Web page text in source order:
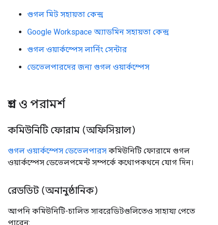
গুগল মিট সহায়তা কেন্দ্র
Google Workspace অ্যাডমিন সহায়তা কেন্দ্র
গুগল ওয়ার্কস্পেস লার্নিং সেন্টার
ডেভেলপারদের জন্য গুগল ওয়ার্কস্পেস
প্রশ্ন ও পরামর্শ
কমিউনিটি ফোরাম (অফিসিয়াল)
গুগল ওয়ার্কস্পেস ডেভেলপারস কমিউনিটি ফোরামে গুগল
ওয়ার্কস্পেস ডেভেলপমেন্ট সম্পর্কে কথোপকথনে যোগ দিন।
রেডডিট (অনানুষ্ঠানিক)
আপনি কমিউনিটি-চালিত সাবরেডিটগুলিতেও সাহায্য পেতে
পারেন: